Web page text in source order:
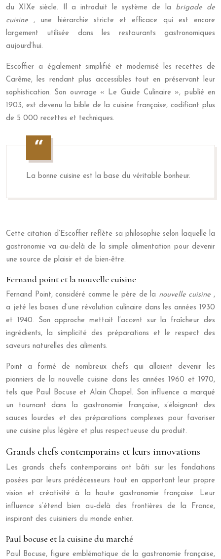
du XIXe siècle. Il a introduit le système de la brigade de
cuisine , une hiérarchie stricte et efficace qui est encore
largement utilisée dans les restaurants gastronomiques
aujourd’hui.
Escoffier a également simplifié et modernisé les recettes de
Carême, les rendant plus accessibles tout en préservant leur
sophistication. Son ouvrage « Le Guide Culinaire », publié en
1903, est devenu la bible de la cuisine française, codifiant plus
de 5 000 recettes et techniques.
La bonne cuisine est la base du véritable bonheur.
Cette citation d’Escoffier reflète sa philosophie selon laquelle la
gastronomie va au-delà de la simple alimentation pour devenir
une source de plaisir et de bien-être.
Fernand point et la nouvelle cuisine
Fernand Point, considéré comme le père de la nouvelle cuisine ,
a jeté les bases d’une révolution culinaire dans les années 1930
et 1940. Son approche mettait l’accent sur la fraîcheur des
ingrédients, la simplicité des préparations et le respect des
saveurs naturelles des aliments.
Point a formé de nombreux chefs qui allaient devenir les
pionniers de la nouvelle cuisine dans les années 1960 et 1970,
tels que Paul Bocuse et Alain Chapel. Son influence a marqué
un tournant dans la gastronomie française, s’éloignant des
sauces lourdes et des préparations complexes pour favoriser
une cuisine plus légère et plus respectueuse du produit.
Grands chefs contemporains et leurs innovations
Les grands chefs contemporains ont bâti sur les fondations
posées par leurs prédécesseurs tout en apportant leur propre
vision et créativité à la haute gastronomie française. Leur
influence s’étend bien au-delà des frontières de la France,
inspirant des cuisiniers du monde entier.
Paul bocuse et la cuisine du marché
Paul Bocuse, figure emblématique de la gastronomie française,